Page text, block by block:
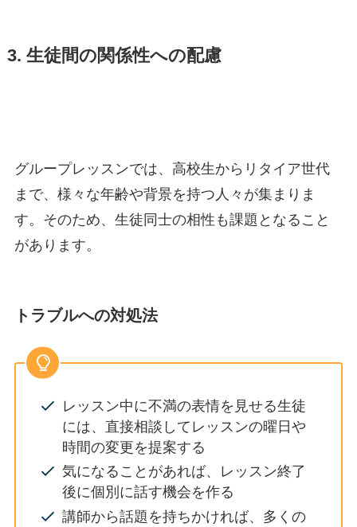
3. 生徒間の関係性への配慮
グループレッスンでは、高校生からリタイア世代
まで、様々な年齢や背景を持つ人々が集まりま
す。そのため、生徒同士の相性も課題となること
があります。
トラブルへの対処法
レッスン中に不満の表情を見せる生徒
には、直接相談してレッスンの曜日や
時間の変更を提案する
気になることがあれば、レッスン終了
後に個別に話す機会を作る
講師から話題を持ちかければ、多くの